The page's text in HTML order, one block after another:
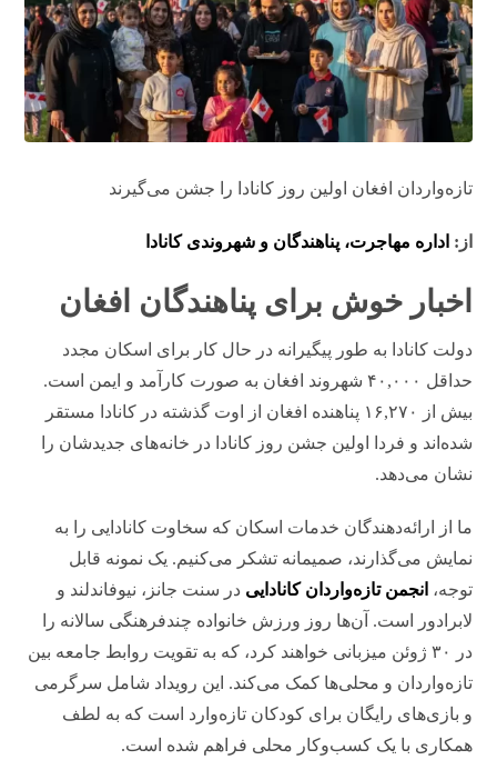
تازه‌واردان افغان اولین روز کانادا را جشن می‌گیرند
از: اداره مهاجرت، پناهندگان و شهروندی کانادا
اخبار خوش برای پناهندگان افغان
دولت کانادا به طور پیگیرانه در حال کار برای اسکان مجدد
حداقل ۴۰,۰۰۰ شهروند افغان به صورت کارآمد و ایمن است.
بیش از ۱۶,۲۷۰ پناهنده افغان از اوت گذشته در کانادا مستقر
شده‌اند و فردا اولین جشن روز کانادا در خانه‌های جدیدشان را
نشان می‌دهد.
ما از ارائه‌دهندگان خدمات اسکان که سخاوت کانادایی را به
نمایش می‌گذارند، صمیمانه تشکر می‌کنیم. یک نمونه قابل
توجه، انجمن تازه‌واردان کانادایی در سنت جانز، نیوفاندلند و
لابرادور است. آن‌ها روز ورزش خانواده چندفرهنگی سالانه را
در ۳۰ ژوئن میزبانی خواهند کرد، که به تقویت روابط جامعه بین
تازه‌واردان و محلی‌ها کمک می‌کند. این رویداد شامل سرگرمی
و بازی‌های رایگان برای کودکان تازه‌وارد است که به لطف
همکاری با یک کسب‌وکار محلی فراهم شده است.